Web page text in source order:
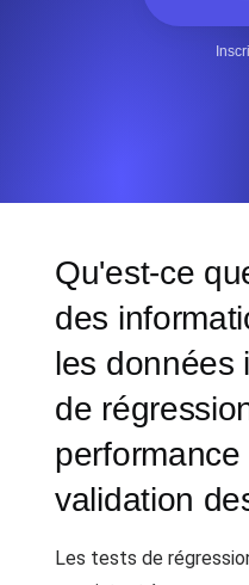
Qu'est-ce
des
les données
de
validation
Les tests de